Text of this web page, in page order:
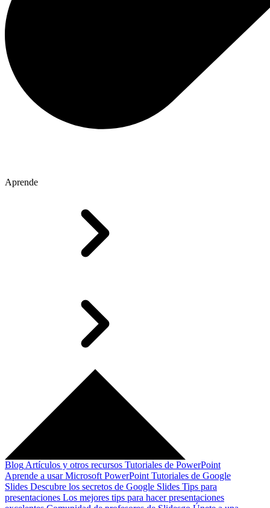
Aprende
Blog Artículos y otros recursos Tutoriales de PowerPoint
Aprende a usar Microsoft PowerPoint Tutoriales de Google
Slides Descubre los secretos de Google Slides Tips para
presentaciones Los mejores tips para hacer presentaciones